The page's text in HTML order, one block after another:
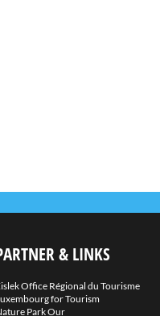
& LINKS
Office Régional du Tourisme
for Tourism
Park Our